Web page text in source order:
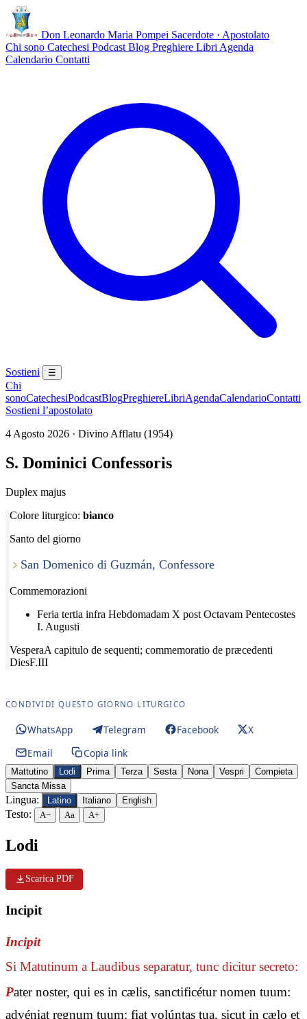
Don Leonardo Maria Pompei Sacerdote · Apostolato
Chi sono Catechesi Podcast Blog Preghiere Libri Agenda
Calendario Contatti
Sostieni ☰
Chi
sonoCatechesiPodcastBlogPreghiereLibriAgendaCalendarioContatti
Sostieni l’apostolato
4 Agosto 2026 · Divino Afflatu (1954)
S. Dominici Confessoris
Duplex majus
Colore liturgico: bianco
Santo del giorno
San Domenico di Guzmán, Confessore
Commemorazioni
Feria tertia infra Hebdomadam X post Octavam Pentecostes
I. Augusti
VesperaA capitulo de sequenti; commemoratio de præcedenti
DiesF.III
CONDIVIDI QUESTO GIORNO LITURGICO
WhatsApp Telegram Facebook
X
Email
Copia link
Mattutino Lodi Prima Terza Sesta Nona Vespri
Compieta
Sancta Missa
Lingua: Latino Italiano English
Testo: A− Aa A+
Lodi
Scarica PDF
Incipit
Incipit
Si Matutinum a Laudibus separatur, tunc dicitur secreto:
Pater noster, qui es in cælis, sanctificétur nomen tuum:
advéniat regnum tuum: fiat volúntas tua, sicut in cælo et